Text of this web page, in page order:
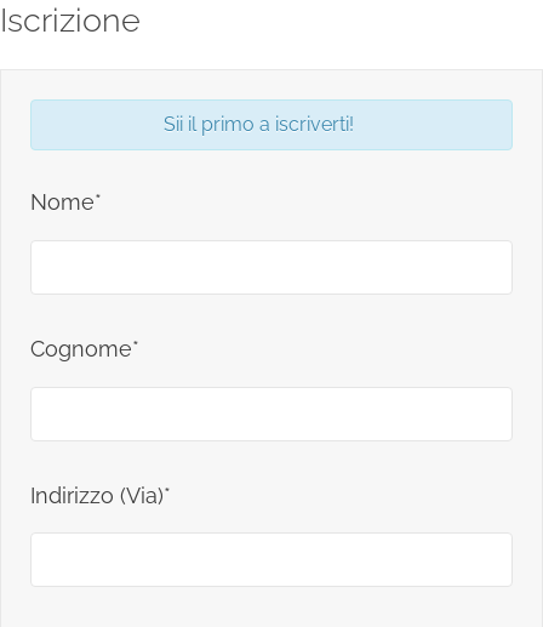
Iscrizione
Sii il primo a iscriverti!
Nome*
Cognome*
Indirizzo (Via)*